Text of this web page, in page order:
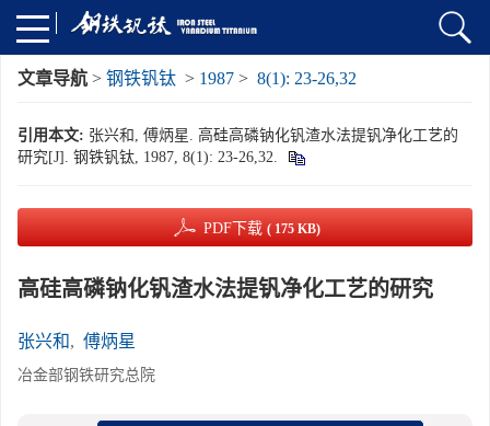
文章导航 > 钢铁钒钛 > 1987 > 8(1): 23-26,32
引用本文: 张兴和, 傅炳星. 高硅高磷钠化钒渣水法提钒净化工艺的
研究[J]. 钢铁钒钛, 1987, 8(1): 23-26,32.
PDF下载 ( 175 KB)
高硅高磷钠化钒渣水法提钒净化工艺的研究
张兴和, 傅炳星
冶金部钢铁研究总院